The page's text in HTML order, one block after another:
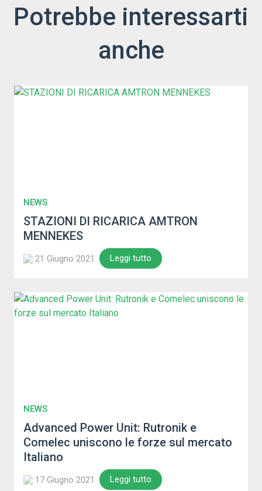
Potrebbe interessarti
anche
NEWS
STAZIONI DI RICARICA AMTRON
MENNEKES
21 Giugno 2021 Leggi tutto
NEWS
Advanced Power Unit: Rutronik e
Comelec uniscono le forze sul mercato
Italiano
17 Giugno 2021 Leggi tutto